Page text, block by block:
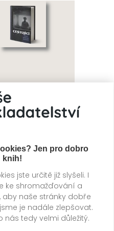
Jen pro dobro
knih!
jste určitě již slyšeli. I
ke shromažďování a
aby naše stránky dobře
je nadále zlepšovat.
nás tedy velmi důležitý.
Ulrich Alexander
Boschwitz